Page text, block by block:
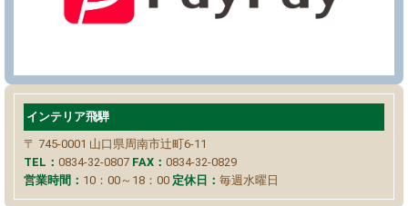
インテリア飛騨
〒 745-0001 山口県周南市辻町6-11
TEL： 0834-32-0807 FAX： 0834-32-0829
営業時間： 10：00～18：00 定休日： 毎週水曜日